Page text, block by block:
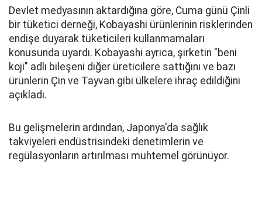
Devlet medyasının aktardığına göre, Cuma günü Çinli
bir tüketici derneği, Kobayashi ürünlerinin risklerinden
endişe duyarak tüketicileri kullanmamaları
konusunda uyardı. Kobayashi ayrıca, şirketin "beni
koji" adlı bileşeni diğer üreticilere sattığını ve bazı
ürünlerin Çin ve Tayvan gibi ülkelere ihraç edildiğini
açıkladı.
Bu gelişmelerin ardından, Japonya'da sağlık
takviyeleri endüstrisindeki denetimlerin ve
regülasyonların artırılması muhtemel görünüyor.